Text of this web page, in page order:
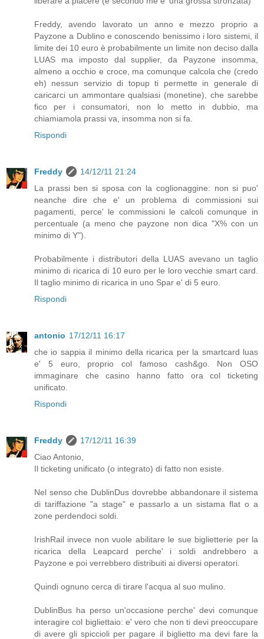
Freddy, avendo lavorato un anno e mezzo proprio a
Payzone a Dublino e conoscendo benissimo i loro sistemi, il
limite dei 10 euro è probabilmente un limite non deciso dalla
LUAS ma imposto dal supplier, da Payzone insomma,
almeno a occhio e croce, ma comunque calcola che (credo
eh) nessun servizio di topup ti permette in generale di
caricarci un ammontare qualsiasi (monetine), che sarebbe
fico per i consumatori, non lo metto in dubbio, ma
chiamiamola prassi va, insomma non si fa.
Rispondi
Freddy
14/12/11 21:24
La prassi ben si sposa con la coglionaggine: non si puo'
neanche dire che e' un problema di commissioni sui
pagamenti, perce' le commissioni le calcoli comunque in
percentuale (a meno che payzone non dica "X% con un
minimo di Y").
Probabilmente i distributori della LUAS avevano un taglio
minimo di ricarica di 10 euro per le loro vecchie smart card.
Il taglio minimo di ricarica in uno Spar e' di 5 euro.
Rispondi
antonio 17/12/11 16:17
che io sappia il minimo della ricarica per la smartcard luas
e' 5 euro, proprio col famoso cash&go. Non OSO
immaginare che casino hanno fatto ora col ticketing
unificato.
Rispondi
Freddy
17/12/11 16:39
Ciao Antonio,
Il ticketing unificato (o integrato) di fatto non esiste.
Nel senso che DublinDus dovrebbe abbandonare il sistema
di tariffazione "a stage" e passarlo a un sistama flat o a
zone perdendoci soldi.
IrishRail invece non vuole abilitare le sue biglietterie per la
ricarica della Leapcard perche' i soldi andrebbero a
Payzone e poi verrebbero distribuiti ai diversi operatori.
Quindi ognuno cerca di tirare l'acqua al suo mulino.
DublinBus ha perso un'occasione perche' devi comunque
interagire col bigliettaio: e' vero che non ti devi preoccupare
di avere gli spiccioli per pagare il biglietto ma devi fare la